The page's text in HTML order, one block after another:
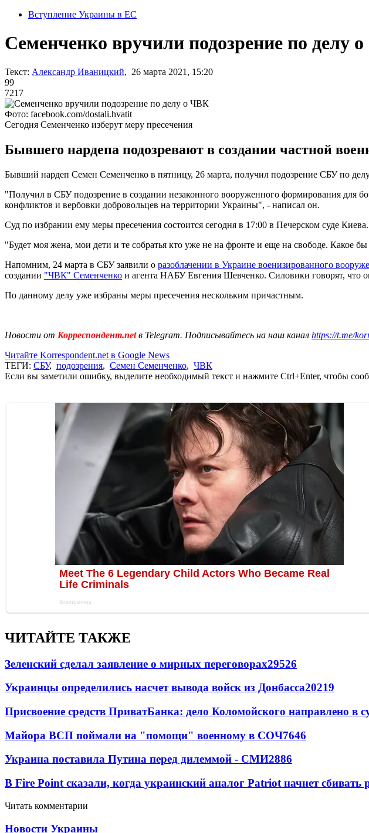
Вступление Украины в ЕС
Семенченко вручили подозрение по делу
Текст: Александр Иваницкий, 26 марта 2021, 15:20
99
7217
Фото: facebook.com/dostali.hvatit
Сегодня Семенченко изберут меру пресечения
Бывшего нардепа подозревают в создании частной
Бывший нардеп Семен Семенченко в пятницу, 26 марта, получил подозрение СБУ по
"Получил в СБУ подозрение в создании незаконного вооруженного формирования
конфликтов и вербовки добровольцев на территории Украины", - написал он.
Суд по избрании ему меры пресечения состоится сегодня в 17:00 в Печерском суде Киева.
"Будет моя жена, мои дети и те собратья кто уже не на фронте и еще на свободе. Какое
Напомним, 24 марта в СБУ заявили о разоблачении в Украине военизированного
создании "ЧВК" Семенченко и агента НАБУ Евгения Шевченко. Силовики говорят, что
По данному делу уже избраны меры пресечения нескольким причастным.
Новости от Корреспондент.netв Telegram. Подписывайтесь на наш канал https://t.me/
Читайте Korrespondent.net в Google News
ТЕГИ: СБУ, подозрения, Семен Семенченко, ЧВК
Если вы заметили ошибку, выделите необходимый текст и нажмите Ctrl+Enter, чтобы
ЧИТАЙТЕ ТАКЖЕ
Зеленский сделал заявление о мирных переговорах29526
Украинцы определились насчет вывода войск из Донбасса20219
Присвоение средств ПриватБанка: дело Коломойского направлено в
Майора ВСП поймали на "помощи" военному в СОЧ7646
Украина поставила Путина перед дилеммой - СМИ2886
В Fire Point сказали, когда украинский аналог Patriot начнет сбивать
Читать комментарии
Новости Украины